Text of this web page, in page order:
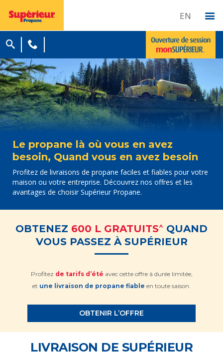
EN
Le propane là où vous en avez
besoin, Quand vous en avez besoin
Profitez de livraisons de propane faciles et fiables pour votre
maison ou votre entreprise. Découvrez nos offres et les
avantages de choisir Supérieur Propane.
OBTENEZ 600 L GRATUITS^ QUAND
VOUS PASSEZ À SUPÉRIEUR
Profitez de tarifs d’été avec cette offre à durée limitée,
et une livraison de propane fiable en toute saison.
OBTENIR L’OFFRE
LIVRAISON DE SUPÉRIEUR